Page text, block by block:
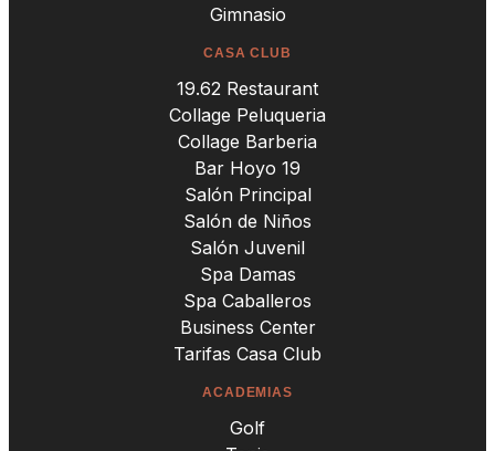
Gimnasio
CASA CLUB
19.62 Restaurant
Collage Peluqueria
Collage Barberia
Bar Hoyo 19
Salón Principal
Salón de Niños
Salón Juvenil
Spa Damas
Spa Caballeros
Business Center
Tarifas Casa Club
ACADEMIAS
Golf